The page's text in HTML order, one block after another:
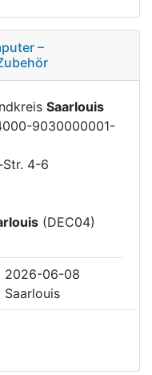
–
Saarlouis
9030000001-
Str. 4-6
(DEC04)
2026-06-08
Saarlouis